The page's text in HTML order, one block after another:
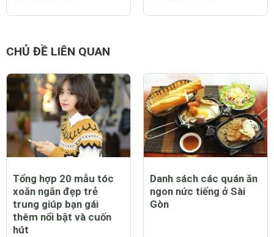
CHỦ ĐỀ LIÊN QUAN
Tổng hợp 20 mẫu tóc
xoăn ngắn đẹp trẻ
trung giúp bạn gái
thêm nổi bật và cuốn
hút
Danh sách các quán ăn
ngon nức tiếng ở Sài
Gòn